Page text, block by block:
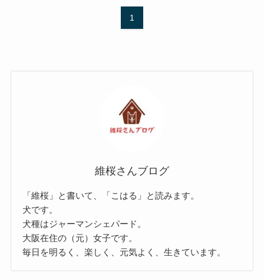
1
維桜さんブログ
「維桜」と書いて、「こはる」と読みます。
犬です。
犬種はジャーマンシェパード。
大阪在住の（元）女子です。
毎日を明るく、楽しく、元気よく、生きています。